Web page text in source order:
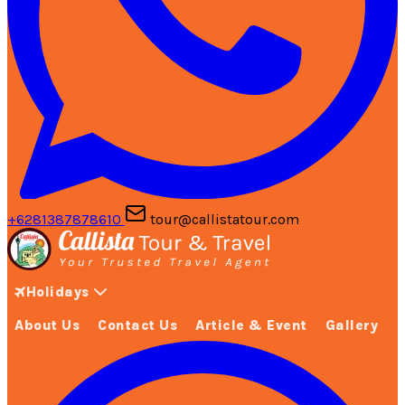
+6281387878610 tour@callistatour.com
Holidays
About Us Contact Us Article & Event Gallery